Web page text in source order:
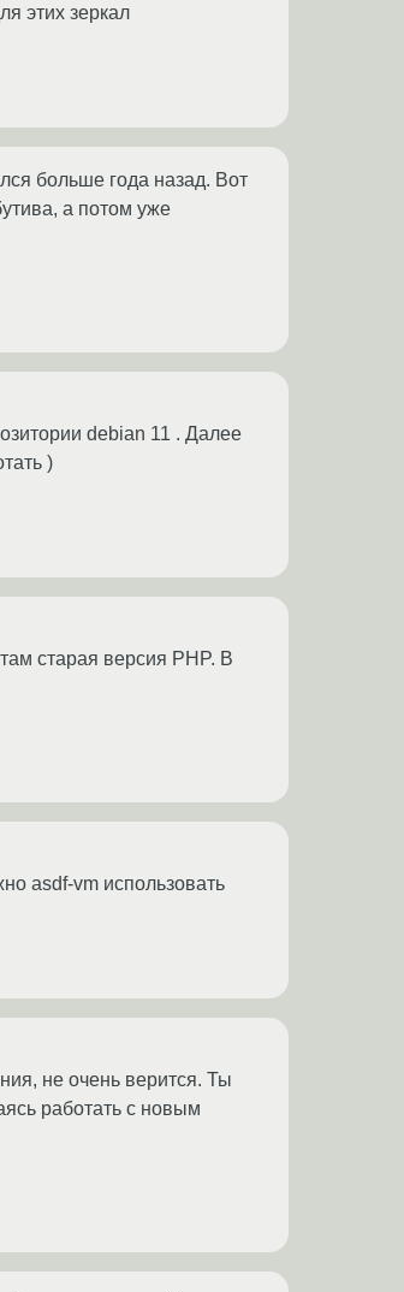
этих зеркал
больше года назад. Вот
а потом уже
debian 11 . Далее
)
старая версия PHP. В
asdf-vm использовать
не очень верится. Ты
работать с новым